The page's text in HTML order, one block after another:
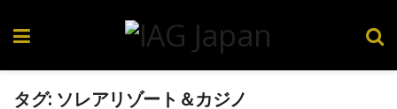
タグ: ソレアリゾート＆カジノ